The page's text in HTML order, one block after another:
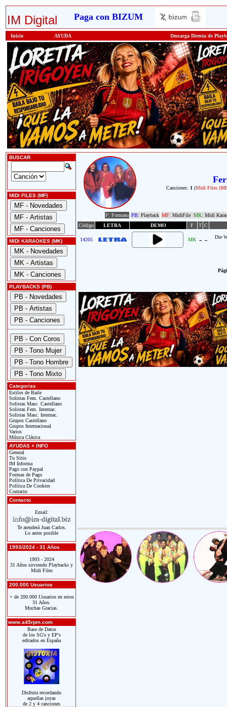
IM Digital Paga con BIZUM
Inicio AYUDA Descarga Directa de
BUSCAR
MIDI FILES (MF)
MIDI KARAOKES (MK)
PLAYBACKS (PB)
Categorías
Estilos de Baile
Solistas Fem. Castellano
Solistas Masc. Castellano
Solistas Fem. Internac.
Solistas Masc. Internac.
Grupos Castellano
Grupos Internacional
Varios
Música Clásica
AYUDAS + INFO
General
Tu Sitio
IM Informa
Pago con Paypal
Formas de Pago
Política De Privacidad
Política De Cookies
Contacto
Contacto
Email:
Te atenderá Juan Carlos.
Lo antes posible
1993/2024 - 31 Años
1993 - 2024
31 Años sirviendo Playbacks y
Midi Files
200.000 Usuarios
+ de 200.000 Usuarios en estos
31 Años.
Muchas Gracias.
www.a45rpm.com
Base de Datos
de los SG's y EP's
editados en España
Disfruta recordando
aquellas joyas
de 2 y 4 canciones
Canciones: 1 (Midi Files
F: Formato PB: Playback MF: MidiFile MK: Midi
Código
LETRA DEMO F T C
14205 MK - - Die